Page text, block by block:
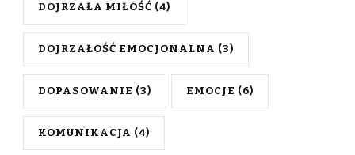
DOJRZAŁA MIŁOŚĆ (4)
DOJRZAŁOŚĆ EMOCJONALNA (3)
DOPASOWANIE (3) EMOCJE (6)
KOMUNIKACJA (4)